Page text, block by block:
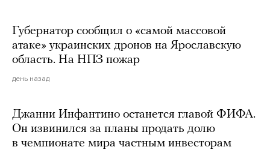
Губернатор сообщил о «самой массовой
атаке» украинских дронов на Ярославскую
область. На НПЗ пожар
день назад
Джанни Инфантино останется главой ФИФА.
Он извинился за планы продать долю
в чемпионате мира частным инвесторам